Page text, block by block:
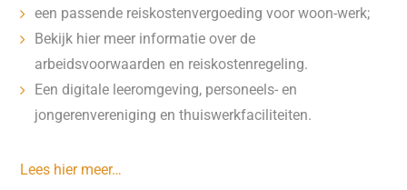
een passende reiskostenvergoeding voor woon-werk;
Bekijk hier meer informatie over de
arbeidsvoorwaarden en reiskostenregeling.
Een digitale leeromgeving, personeels- en
jongerenvereniging en thuiswerkfaciliteiten.
Lees hier meer…